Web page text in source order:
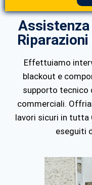
Effettuiamo
blackout e
supporto tecnico
commerciali.
lavori sicuri in tutta
eseguiti